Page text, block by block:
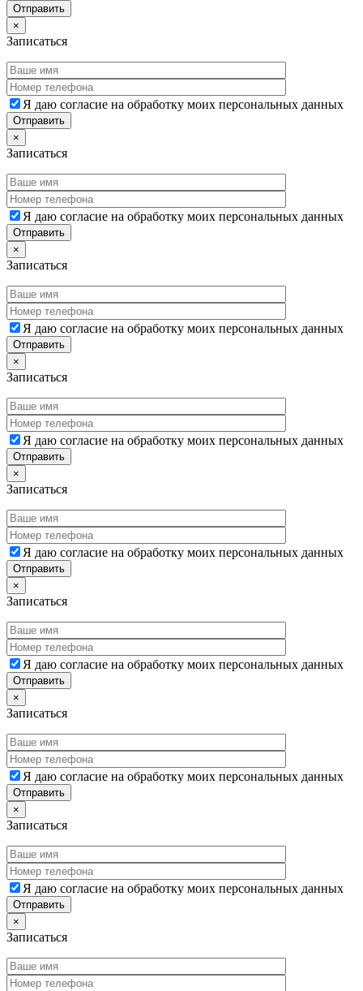
×
Записаться
Я даю согласие на обработку моих персональных данных
×
Записаться
Я даю согласие на обработку моих персональных данных
×
Записаться
Я даю согласие на обработку моих персональных данных
×
Записаться
Я даю согласие на обработку моих персональных данных
×
Записаться
Я даю согласие на обработку моих персональных данных
×
Записаться
Я даю согласие на обработку моих персональных данных
×
Записаться
Я даю согласие на обработку моих персональных данных
×
Записаться
Я даю согласие на обработку моих персональных данных
×
Записаться